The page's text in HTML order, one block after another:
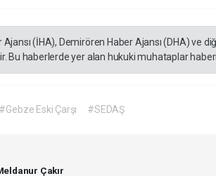
Ajansı (İHA), Demirören Haber Ajansı (DHA)
Bu haberlerde yer alan hukuki muhataplar
#Gebze Eski Çarşı #SEDAŞ
Çakır